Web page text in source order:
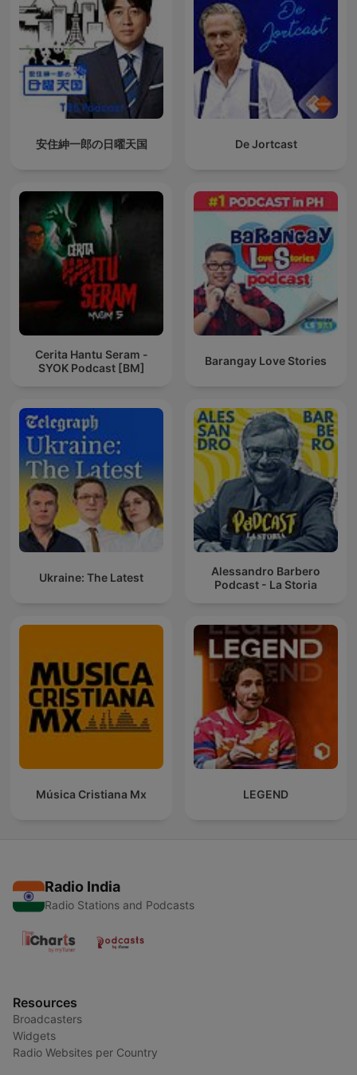
安住紳一郎の日曜天国 De Jortcast
Cerita Hantu Seram -
SYOK Podcast [BM]
Barangay Love Stories
Ukraine: The Latest
Alessandro Barbero
Podcast - La Storia
Música Cristiana Mx LEGEND
Radio India
Radio Stations and Podcasts
Resources
Broadcasters
Widgets
Radio Websites per Country